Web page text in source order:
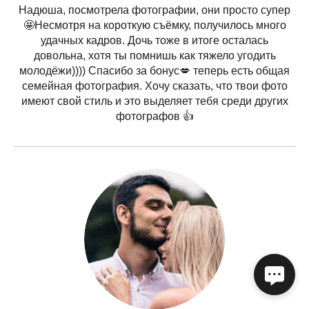
Надюша, посмотрела фотографии, они просто супер
🤩Несмотря на короткую съёмку, получилось много
удачных кадров. Дочь тоже в итоге осталась
довольна, хотя ты помнишь как тяжело угодить
молодёжи)))) Спасибо за бонус💋 теперь есть общая
семейная фотография. Хочу сказать, что твои фото
имеют свой стиль и это выделяет тебя среди других
фотографов 👍